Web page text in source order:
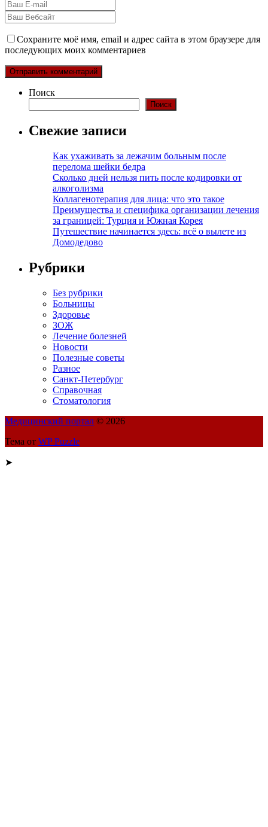
Сохраните моё имя, email и адрес сайта в этом браузере для
последующих моих комментариев
Поиск
Поиск
Свежие записи
Как ухаживать за лежачим больным после
перелома шейки бедра
Сколько дней нельзя пить после кодировки от
алкоголизма
Коллагенотерапия для лица: что это такое
Преимущества и специфика организации лечения
за границей: Турция и Южная Корея
Путешествие начинается здесь: всё о вылете из
Домодедово
Рубрики
Без рубрики
Больницы
Здоровье
ЗОЖ
Лечение болезней
Новости
Полезные советы
Разное
Санкт-Петербург
Справочная
Стоматология
Медицинский портал © 2026
Тема от WP Puzzle
➤